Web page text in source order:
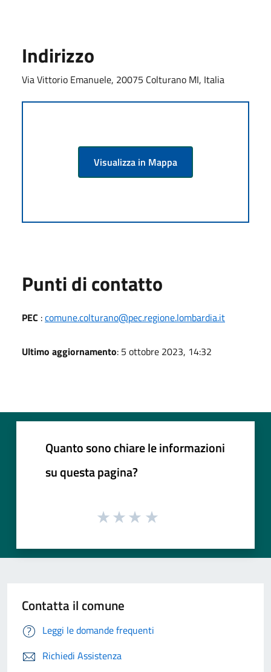
Indirizzo
Via Vittorio Emanuele, 20075 Colturano MI, Italia
Visualizza in Mappa
Punti di contatto
PEC :comune.colturano@pec.regione.lombardia.it
Ultimo aggiornamento: 5 ottobre 2023, 14:32
Quanto sono chiare le informazioni
su questa pagina?
Contatta il comune
Leggi le domande frequenti
Richiedi Assistenza